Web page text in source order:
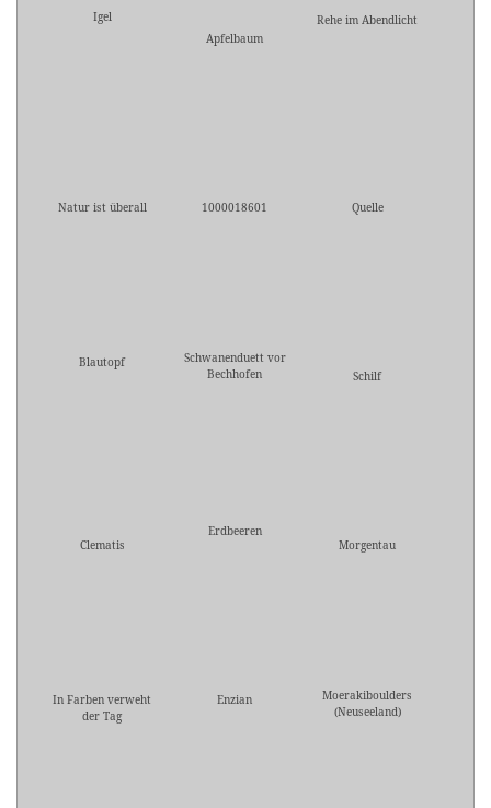
Igel
Apfelbaum
Rehe im Abendlicht
Natur ist überall 1000018601 Quelle
Blautopf
Schwanenduett vor
Bechhofen
Schilf
Clematis
Erdbeeren
Morgentau
In Farben verweht
der Tag
Enzian
Moerakiboulders
(Neuseeland)